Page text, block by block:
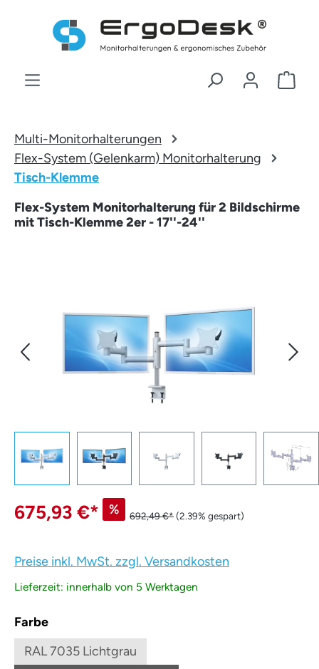
Zum Hauptinhalt springen
Multi-Monitorhalterungen
Flex-System (Gelenkarm) Monitorhalterung
Tisch-Klemme
Flex-System Monitorhalterung für 2 Bildschirme
mit Tisch-Klemme 2er - 17''-24''
675,93 €* % 692,49 €*(2.39% gespart)
Preise inkl. MwSt. zzgl. Versandkosten
Lieferzeit: innerhalb von 5 Werktagen
Farbeauswählen
RAL 7035 Lichtgrau
(Diese Option ist zurzeit nicht verfügbar.)